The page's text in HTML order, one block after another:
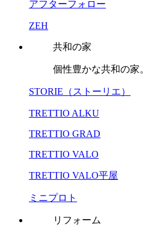
アフターフォロー
ZEH
共和の家
個性豊かな共和の家。
STORIE（ストーリエ）
TRETTIO ALKU
TRETTIO GRAD
TRETTIO VALO
TRETTIO VALO平屋
ミニプロト
リフォーム